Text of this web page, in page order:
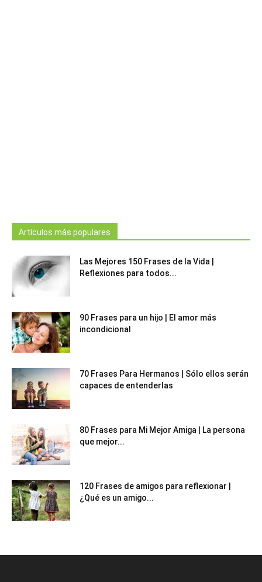
Artículos más populares
Las Mejores 150 Frases de la Vida |
Reflexiones para todos...
90 Frases para un hijo | El amor más
incondicional
70 Frases Para Hermanos | Sólo ellos serán
capaces de entenderlas
80 Frases para Mi Mejor Amiga | La persona
que mejor...
120 Frases de amigos para reflexionar |
¿Qué es un amigo...